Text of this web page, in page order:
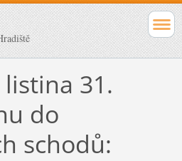
31.
do
schodů: